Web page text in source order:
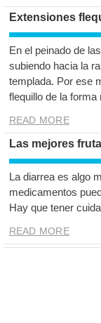
Extensiones
En el peinado de
subiendo hacia la
templada. Por ese
flequillo de la
READ MORE
Las mejores
La diarrea es algo
medicamentos
Hay que tener
READ MORE